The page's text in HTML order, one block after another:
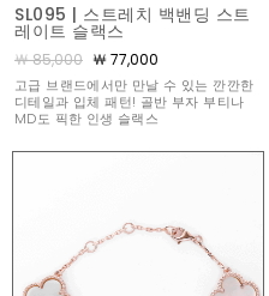
SL095 | 스트레치 백밴딩 스트
레이트 슬랙스
￦ 85,000 ￦ 77,000
고급 브랜드에서만 만날 수 있는 깐깐한
디테일과 입체 패턴! 골반 부자 부티나
MD도 픽한 인생 슬랙스